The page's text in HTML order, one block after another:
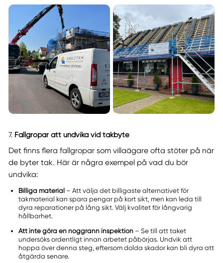
7. Fallgropar att undvika vid takbyte
Det finns flera fallgropar som villaägare ofta stöter på när
de byter tak. Här är några exempel på vad du bör
undvika:
Billiga material – Att välja det billigaste alternativet för
takmaterial kan spara pengar på kort sikt, men kan leda till
dyra reparationer på lång sikt. Välj kvalitet för långvarig
hållbarhet.
Att inte göra en noggrann inspektion– Se till att taket
undersöks ordentligt innan arbetet påbörjas. Undvik att
hoppa över denna steg, eftersom dolda skador kan bli dyra att
åtgärda senare.